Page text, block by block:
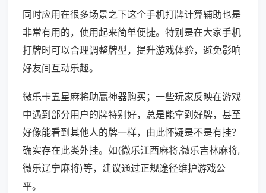
同时应用在很多场景之下这个手机打牌计算辅助也是
非常有用的，使用起来简单便捷。特别是在大家手机
打牌时可以合理调整牌型，提升游戏体验，避免影响
好友间互动乐趣。
微乐卡五星麻将助赢神器购买；一些玩家反映在游戏
中遇到部分用户的牌特别好，总是能拿到好牌，甚至
好像能看到其他人的牌一样，由此怀疑是不是有挂？
确实存在此类外挂。如(微乐江西麻将,微乐吉林麻将,
微乐辽宁麻将)等，建议通过正规途径维护游戏公
平。